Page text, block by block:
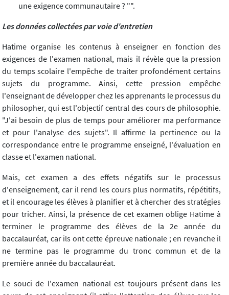
une exigence communautaire ? "".
Les données collectées par voie d'entretien
Hatime organise les contenus à enseigner en fonction des
exigences de l'examen national, mais il révèle que la pression
du temps scolaire l'empêche de traiter profondément certains
sujets du programme. Ainsi, cette pression empêche
l'enseignant de développer chez les apprenants le processus du
philosopher, qui est l'objectif central des cours de philosophie.
"J'ai besoin de plus de temps pour améliorer ma performance
et pour l'analyse des sujets". Il affirme la pertinence ou la
correspondance entre le programme enseigné, l'évaluation en
classe et l'examen national.
Mais, cet examen a des effets négatifs sur le processus
d'enseignement, car il rend les cours plus normatifs, répétitifs,
et il encourage les élèves à planifier et à chercher des stratégies
pour tricher. Ainsi, la présence de cet examen oblige Hatime à
terminer le programme des élèves de la 2e année du
baccalauréat, car ils ont cette épreuve nationale ; en revanche il
ne termine pas le programme du tronc commun et de la
première année du baccalauréat.
Le souci de l'examen national est toujours présent dans les